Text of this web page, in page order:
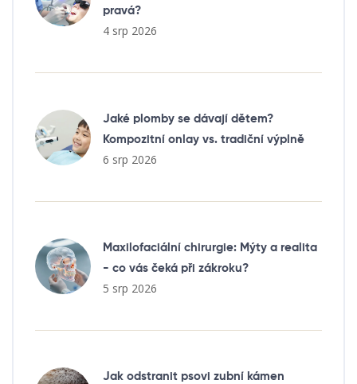
pravá?
4 srp 2026
Jaké plomby se dávají dětem?
Kompozitní onlay vs. tradiční výplně
6 srp 2026
Maxilofaciální chirurgie: Mýty a realita
- co vás čeká při zákroku?
5 srp 2026
Jak odstranit psovi zubní kámen